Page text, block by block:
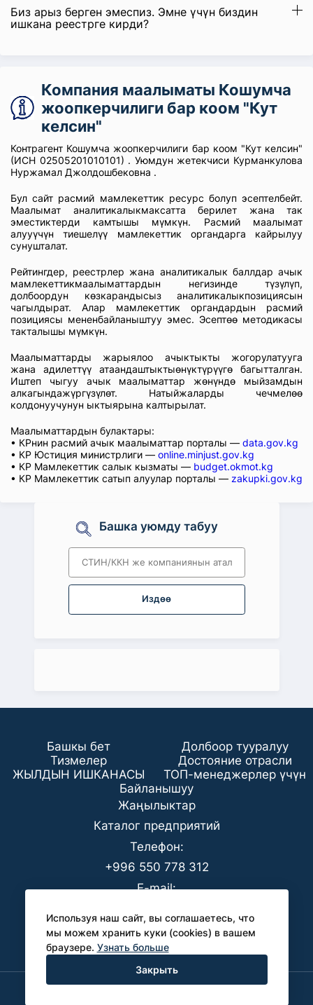
Биз арыз берген эмеспиз. Эмне үчүн биздин
ишкана реестрге кирди?
Компания маалыматы Кошумча
жоопкерчилиги бар коом "Кут
келсин"
Контрагент Кошумча жоопкерчилиги бар коом "Кут келсин"
(ИСН 02505201010101) . Уюмдун жетекчиси Курманкулова
Нуржамал Джолдошбековна .
Бул сайт расмий мамлекеттик ресурс болуп эсептелбейт.
Маалымат аналитикалыкмаксатта берилет жана так
эместиктерди камтышы мүмкүн. Расмий маалымат
алууүчүн тиешелүү мамлекеттик органдарга кайрылуу
сунушталат.
Рейтингдер, реестрлер жана аналитикалык баллдар ачык
мамлекеттикмаалыматтардын негизинде түзүлүп,
долбоордун көзкарандысыз аналитикалыкпозициясын
чагылдырат. Алар мамлекеттик органдардын расмий
позициясы мененбайланыштуу эмес. Эсептөө методикасы
такталышы мүмкүн.
Маалыматтарды жарыялоо ачыктыкты жогорулатууга
жана адилеттүү атаандаштыктыөнүктүрүүгө багытталган.
Иштеп чыгуу ачык маалыматтар жөнүндө мыйзамдын
алкагындажүргүзүлөт. Натыйжаларды чечмелөө
колдонуучунун ыктыярына калтырылат.
Маалыматтардын булактары:
• КРнин расмий ачык маалыматтар порталы — data.gov.kg
• КР Юстиция министрлиги — online.minjust.gov.kg
• КР Мамлекеттик салык кызматы — budget.okmot.kg
• КР Мамлекеттик сатып алуулар порталы — zakupki.gov.kg
Башка уюмду табуу
Издөө
Используя наш сайт, вы соглашаетесь, что
мы можем хранить куки (cookies) в вашем
браузере. Узнать больше
Закрыть
Башкы бет
Долбоор тууралуу
Тизмелер
Достояние отрасли
ЖЫЛДЫН ИШКАНАСЫ
ТОП-менеджерлер үчүн
Байланышуу
Жаңылыктар
Каталог предприятий
Телефон:
+996 550 778 312
E-mail:
БААК үчүн:
pr@analyt-kg.com
Политика конфиденциальности